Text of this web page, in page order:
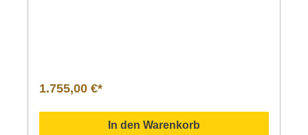
1.755,00 €*
In den Warenkorb